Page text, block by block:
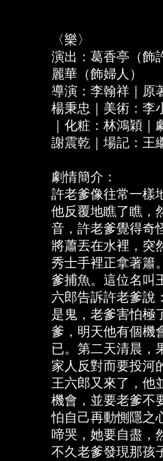
〈樂〉
演出：葛香亭（飾
麗華（飾婦人）
導演：李翰祥｜原
楊秉忠｜美術：李
｜化粧：林鴻穎
謝震乾｜場記：王
劇情簡介：
許老爹像往常一樣
他反覆地瞧了瞧，
音，許老爹覺得奇
將蕭丟在水裡，突
秀士手裡正拿著簫
爹捕魚。這位名叫
六郎告訴許老爹說
是鬼，老爹害怕極
爹，明天他有個機
已。第二天清晨，
家人反對而要投河
王六郎又來了，他
機會，並要老爹不
怕自己再動惻隱之
啼哭，她要自盡，
不久老爹發現那孩